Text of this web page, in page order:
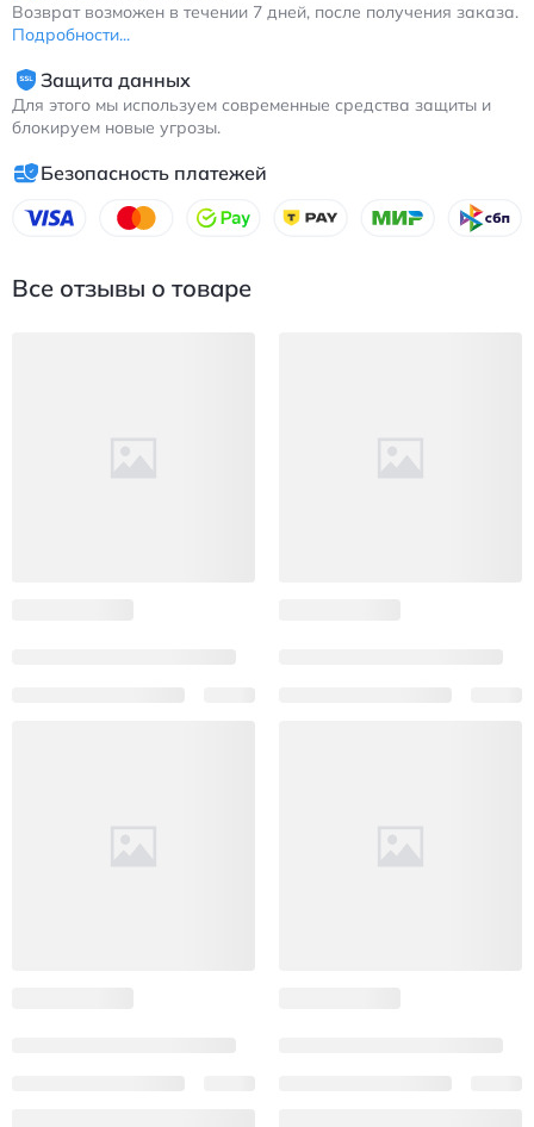
Возврат возможен в течении 7 дней, после получения заказа.
Подробности...
Защита данных
Для этого мы используем современные средства защиты и
блокируем новые угрозы.
Безопасность платежей
Все отзывы о товаре